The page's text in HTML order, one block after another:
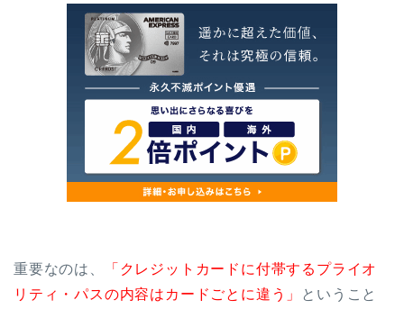
重要なのは、
「クレジットカードに付帯するプライオ
リティ・パスの内容はカードごとに違う」
ということ